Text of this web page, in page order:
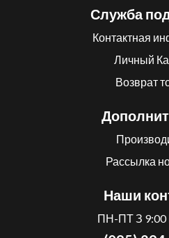
Служба
Контактная
Личный
Возврат
Рассылка
Наши
ПН-ПТ З 9:00